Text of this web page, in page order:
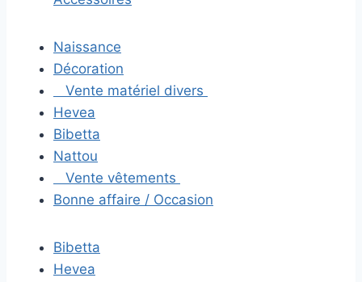
Naissance
Décoration
Vente matériel divers
Hevea
Bibetta
Nattou
Vente vêtements
Bonne affaire / Occasion
Bibetta
Hevea